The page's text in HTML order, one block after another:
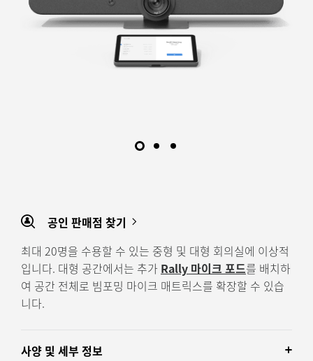
공인 판매점 찾기
최대 20명을 수용할 수 있는 중형 및 대형 회의실에 이상적
입니다. 대형 공간에서는 추가 Rally 마이크 포드를 배치하
여 공간 전체로 빔포밍 마이크 매트릭스를 확장할 수 있습
니다.
사양 및 세부 정보